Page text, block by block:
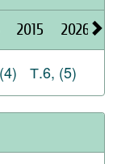
2015 2026
Т.6, (5)